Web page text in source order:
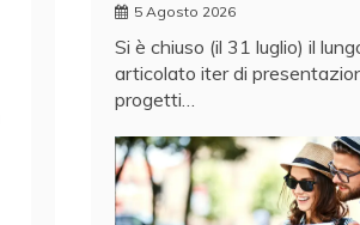
5 Agosto 2026
Si è chiuso (il 31 luglio) il
articolato iter di
progetti…